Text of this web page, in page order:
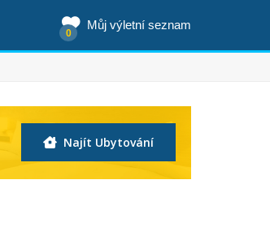
Můj výletní seznam
0
Najít Ubytování